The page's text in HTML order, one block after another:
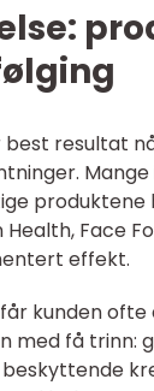
best resultat
Face
effekt.
kunden
med få trinn: